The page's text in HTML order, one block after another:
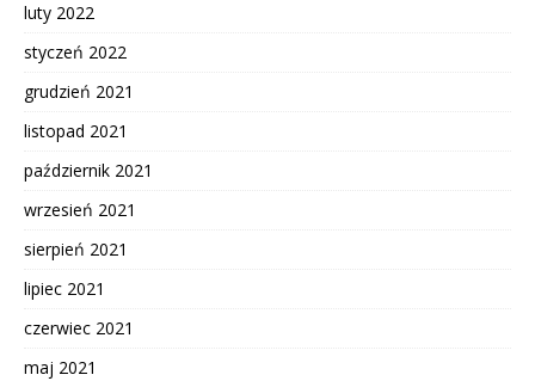
luty 2022
styczeń 2022
grudzień 2021
listopad 2021
październik 2021
wrzesień 2021
sierpień 2021
lipiec 2021
czerwiec 2021
maj 2021